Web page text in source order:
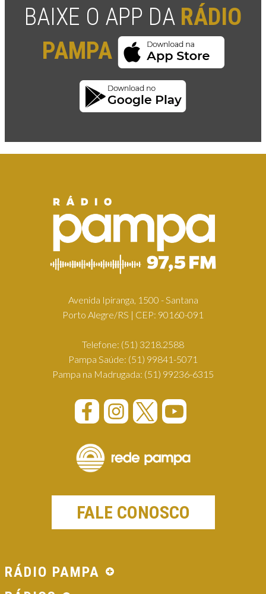
BAIXE O APP DA RÁDIO
PAMPA
Avenida Ipiranga, 1500 - Santana
Porto Alegre/RS | CEP: 90160-091
Telefone: (51) 3218.2588
Pampa Saúde: (51) 99841-5071
Pampa na Madrugada: (51) 99236-6315
FALE CONOSCO
RÁDIO PAMPA